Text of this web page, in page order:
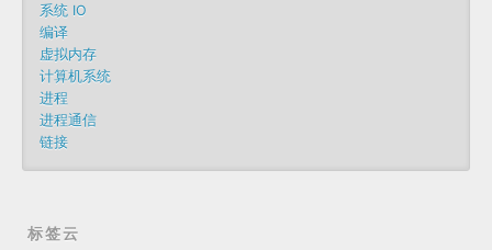
系统 IO
编译
虚拟内存
计算机系统
进程
进程通信
链接
标签云